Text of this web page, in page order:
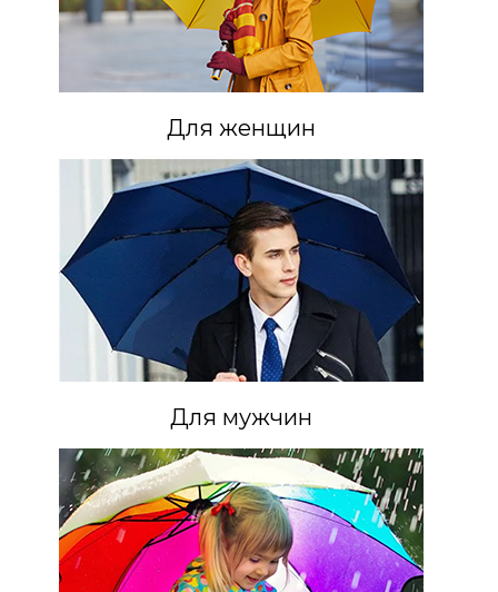
Для женщин
Для мужчин